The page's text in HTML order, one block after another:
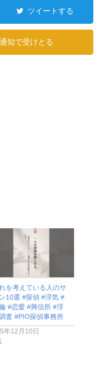
ツイートする
知で受けとる
を考えている人のサ
10選 #探偵 #浮気 #
#恋愛 #興信所 #浮
査 #PIO探偵事務所
年12月10日